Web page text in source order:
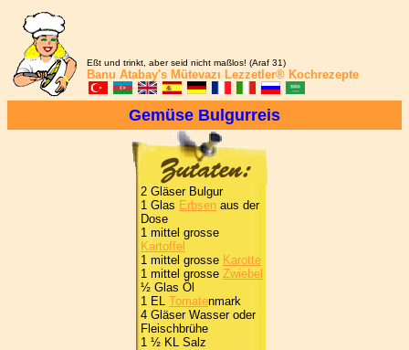
Eßt und trinkt, aber seid nicht maßlos! (Araf 31)
Banu Atabay's Mütevazı Lezzetler® Kochrezepte
Gemüse Bulgurreis
2 Gläser Bulgur
1 Glas Erbsen aus der
Dose
1 mittel grosse
Kartoffel
1 mittel grosse Karotte
1 mittel grosse Zwiebel
½ Glas Öl
1 EL Tomatenmark
4 Gläser Wasser oder
Fleischbrühe
1 ½ KL Salz